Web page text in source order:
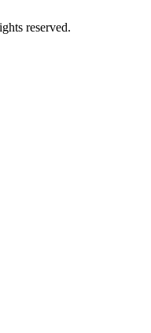
reserved.